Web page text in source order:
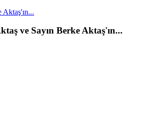
ve Sayın Berke Aktaş'ın...